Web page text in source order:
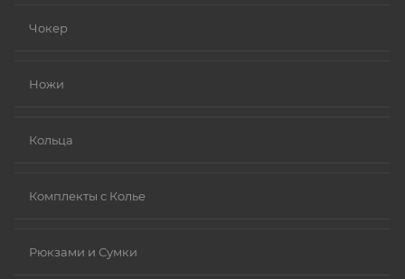
Чокер
Ножи
Кольца
Комплекты с Колье
Рюкзами и Сумки